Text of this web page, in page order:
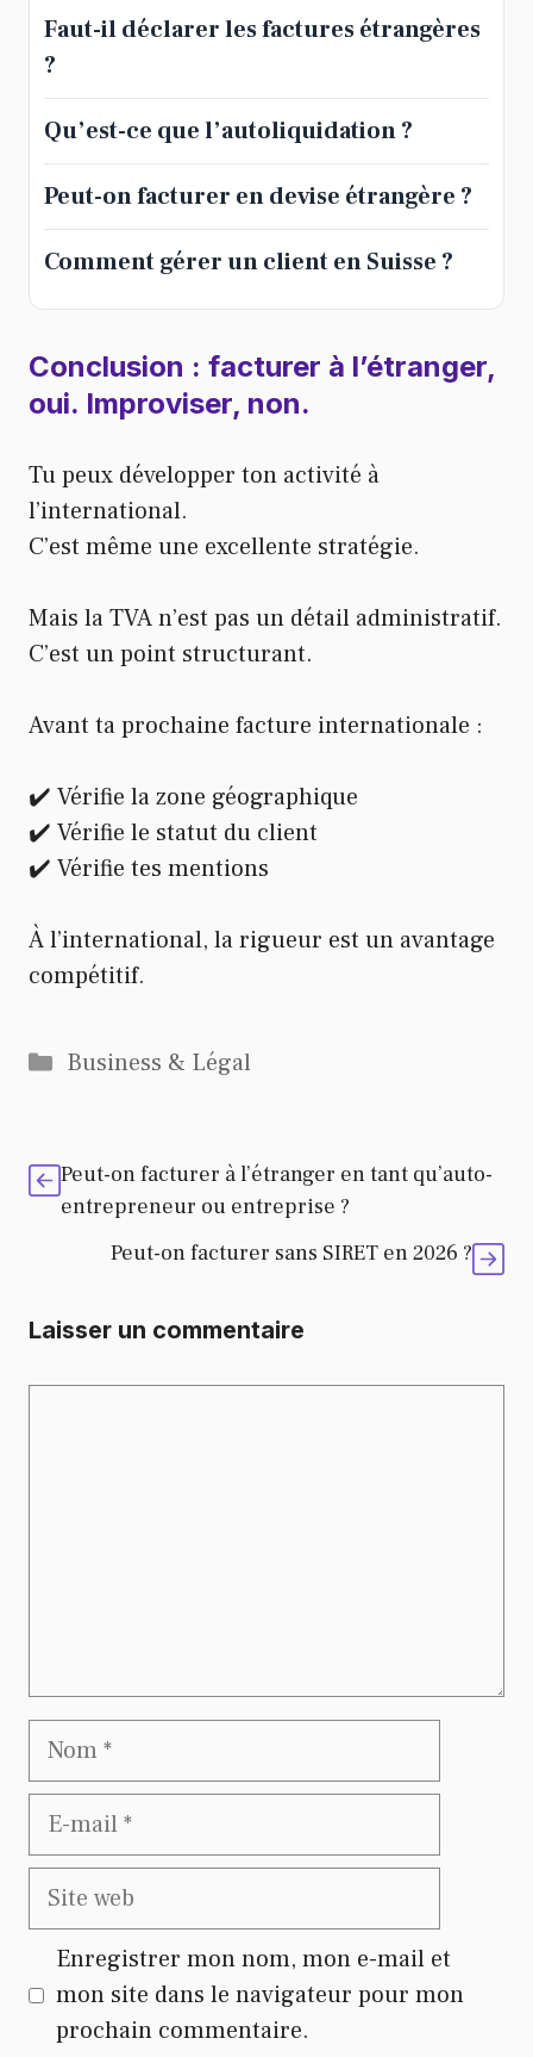
Faut-il déclarer les factures étrangères
?
Qu’est-ce que l’autoliquidation ?
Peut-on facturer en devise étrangère ?
Comment gérer un client en Suisse ?
Conclusion : facturer à l’étranger,
oui. Improviser, non.
Tu peux développer ton activité à
l’international.
C’est même une excellente stratégie.
Mais la TVA n’est pas un détail administratif.
C’est un point structurant.
Avant ta prochaine facture internationale :
✔️ Vérifie la zone géographique
✔️ Vérifie le statut du client
✔️ Vérifie tes mentions
À l’international, la rigueur est un avantage
compétitif.
Catégories
Business & Légal
Peut-on facturer à l’étranger en tant qu’auto-
entrepreneur ou entreprise ?
Peut-on facturer sans SIRET en 2026 ?
Laisser un commentaire
Nom
E-
mail
Site
web
Enregistrer mon nom, mon e-mail et
mon site dans le navigateur pour mon
prochain commentaire.